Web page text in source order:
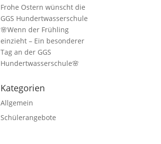
Frohe Ostern wünscht die
GGS Hundertwasserschule
🌸Wenn der Frühling
einzieht – Ein besonderer
Tag an der GGS
Hundertwasserschule🌸
Kategorien
Allgemein
Schülerangebote